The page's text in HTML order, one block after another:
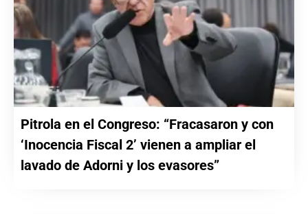
Pitrola en el Congreso: “Fracasaron y con
‘Inocencia Fiscal 2’ vienen a ampliar el
lavado de Adorni y los evasores”